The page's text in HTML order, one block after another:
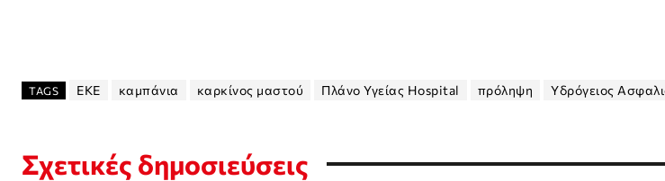
TAGS ΕΚΕ καμπάνια καρκίνος μαστού Πλάνο Υγείας Hospital πρόληψη Υδρόγειος
Σχετικές δημοσιεύσεις